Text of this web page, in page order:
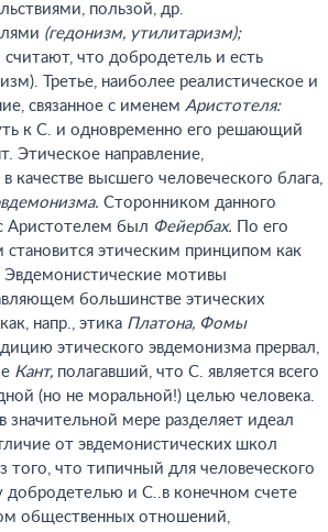
пользой, др.
(гедонизм, утилитаризм);
считают, что добродетель и есть
Третье, наиболее реалистическое и
связанное с именем Аристотеля:
к С. и одновременно его решающий
Этическое направление,
качестве высшего человеческого блага,
Сторонником данного
Аристотелем был Фейербах. По его
этическим принципом как
мотивы
большинстве этических
напр., этика Платона, Фомы
этического эвдемонизма прервал,
Кант, полагавший, что С. является всего
(но не моральной!) целью человека.
значительной мере разделяет идеал
от эвдемонистических школ
того, что типичный для человеческого
и С..в конечном счете
общественных отношений,